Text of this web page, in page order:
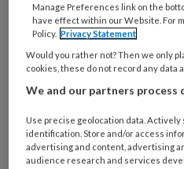
2 JUNI 2026
SAMENWERKEN
Manage Preferences link on the
have effect within our Website. For
Policy. Privacy Statement
Would you rather not? Then we only
cookies, these do not record any data
We and our partners process
Use precise geolocation data.
identification. Store and/or access
advertising and content, advertising
audience research and services